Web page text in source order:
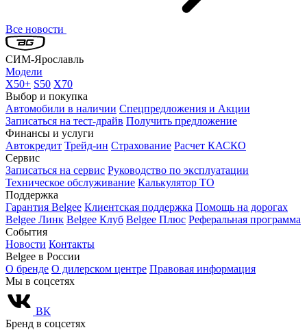
Все новости
СИМ-Ярославль
Модели
X50+ S50 X70
Выбор и покупка
Автомобили в наличии Спецпредложения и Акции
Записаться на тест-драйв Получить предложение
Финансы и услуги
Автокредит Трейд-ин Страхование Расчет КАСКО
Сервис
Записаться на сервис Руководство по эксплуатации
Техническое обслуживание Калькулятор ТО
Поддержка
Гарантия Belgee Клиентская поддержка Помощь на дорогах
Belgee Линк Belgee Клуб Belgee Плюс Реферальная программа
События
Новости Контакты
Belgee в России
О бренде О дилерском центре Правовая информация
Мы в соцсетях
ВК
Бренд в соцсетях